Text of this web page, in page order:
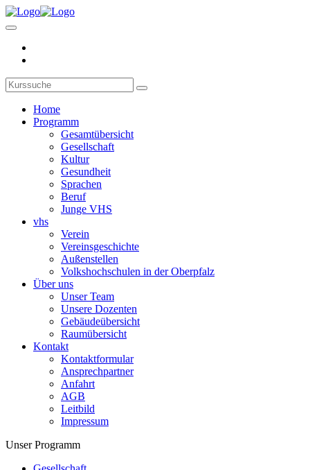
Home
Programm
Gesamtübersicht
Gesellschaft
Kultur
Gesundheit
Sprachen
Beruf
Junge VHS
vhs
Verein
Vereinsgeschichte
Außenstellen
Volkshochschulen in der Oberpfalz
Über uns
Unser Team
Unsere Dozenten
Gebäudeübersicht
Raumübersicht
Kontakt
Kontaktformular
Ansprechpartner
Anfahrt
AGB
Leitbild
Impressum
Unser Programm